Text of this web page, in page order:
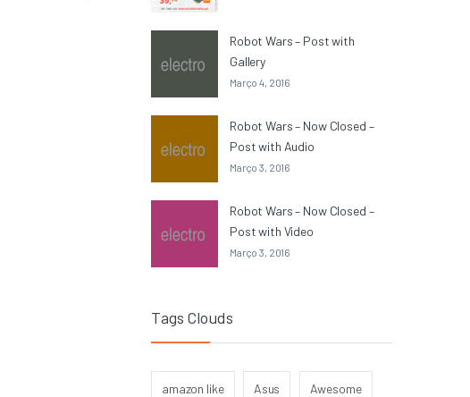
Robot Wars – Post with
Gallery
Março 4, 2016
Robot Wars – Now Closed –
Post with Audio
Março 3, 2016
Robot Wars – Now Closed –
Post with Video
Março 3, 2016
Tags Clouds
amazon like Asus Awesome